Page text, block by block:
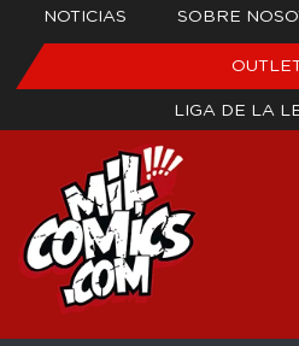
NOTICIAS SOBRE
LIGA DE LA